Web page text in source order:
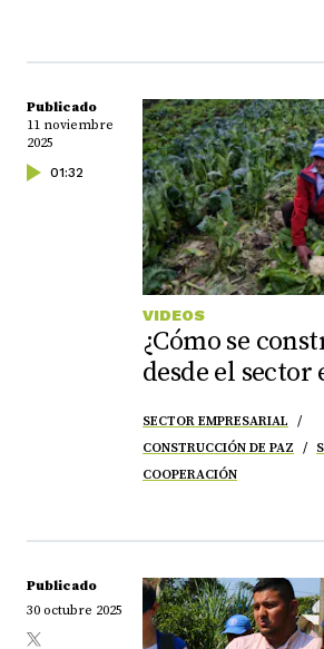
Publicado
11 noviembre
2025
01:32
VIDEOS
¿Cómo se
desde el sector
SECTOR EMPRESARIAL
CONSTRUCCIÓN DE PAZ
COOPERACIÓN
Publicado
30 octubre 2025